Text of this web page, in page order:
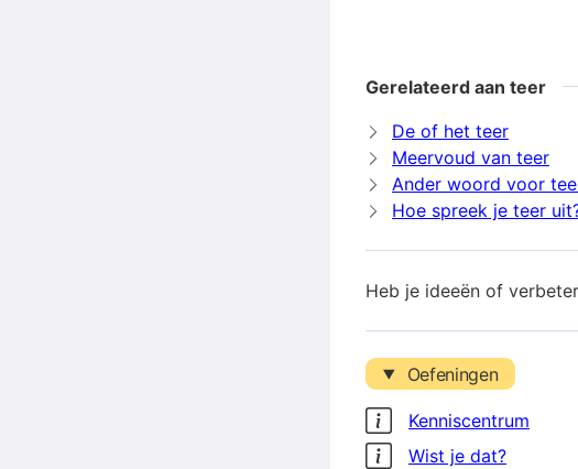
Gerelateerd aan teer
De of het teer
Meervoud van teer
Ander woord voor
Hoe spreek je teer
Heb je ideeën of
Oefeningen
Kenniscentrum
Wist je dat?